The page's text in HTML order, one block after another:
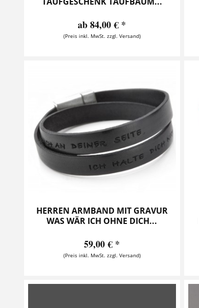
ab 84,00 € *
(Preis inkl. MwSt. zzgl. Versand)
HERREN ARMBAND MIT GRAVUR
WAS WÄR ICH OHNE DICH...
59,00 € *
(Preis inkl. MwSt. zzgl. Versand)